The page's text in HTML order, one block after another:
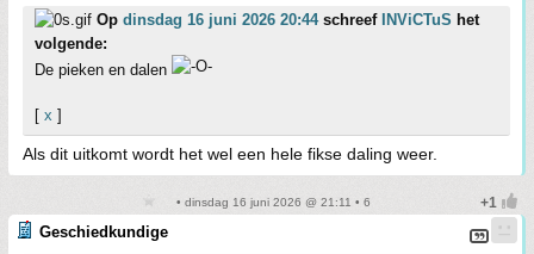
Op dinsdag 16 juni 2026 20:44schreef INViCTuS het
volgende:
De pieken en dalen
[ x ]
Als dit uitkomt wordt het wel een hele fikse daling weer.
• dinsdag 16 juni 2026 @ 21:11 • 6
Geschiedkundige